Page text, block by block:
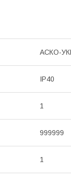
АСКО-
IP40
1
999999
1